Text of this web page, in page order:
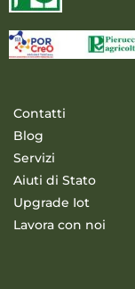
Contatti
Blog
Servizi
Aiuti di Stato
Upgrade Iot
Lavora con noi